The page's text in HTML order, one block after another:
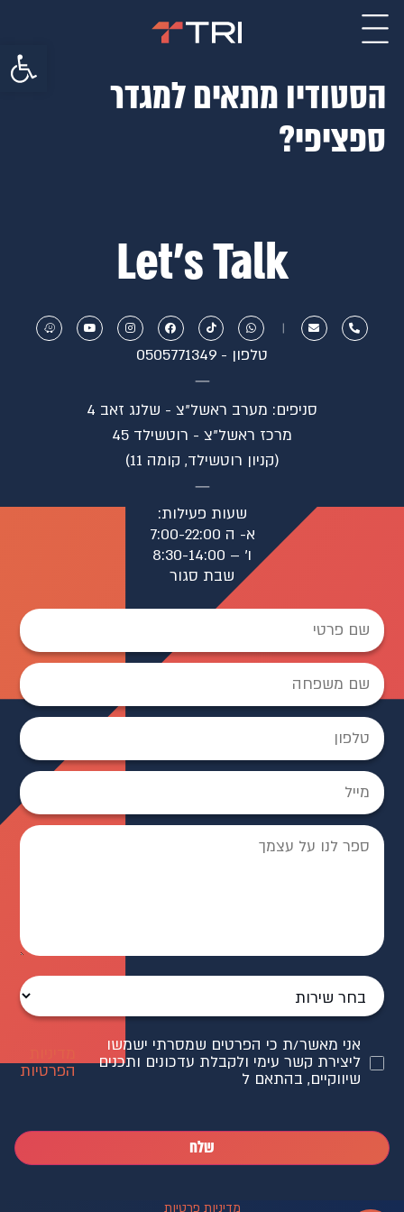
פתח
הסטודיו מתאים למגדר
ספציפי?
Let’s Talk
טלפון - 0505771349
סניפים: מערב ראשל"צ - שלנג זאב 4
⁠מרכז ראשל"צ - רוטשילד 45
(קניון רוטשילד, קומה 11)
שעות פעילות:
א- ה 7:00-22:00
ו׳ – 8:30-14:00
שבת סגור
אני מאשר/ת כי הפרטים שמסרתי ישמשו
ליצירת קשר עימי ולקבלת עדכונים ותכנים
שיווקיים, בהתאם ל
הפרטיות
שלח
מדיניות פרטיות